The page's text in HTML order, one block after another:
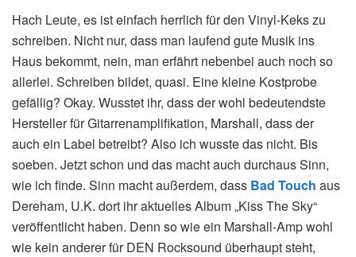
Hach Leute, es ist einfach herrlich für den Vinyl-Keks zu
schreiben. Nicht nur, dass man laufend gute Musik ins
Haus bekommt, nein, man erfährt nebenbei auch noch so
allerlei. Schreiben bildet, quasi. Eine kleine Kostprobe
gefällig? Okay. Wusstet ihr, dass der wohl bedeutendste
Hersteller für Gitarrenamplifikation, Marshall, dass der
auch ein Label betreibt? Also ich wusste das nicht. Bis
soeben. Jetzt schon und das macht auch durchaus Sinn,
wie ich finde. Sinn macht außerdem, dass Bad Touch aus
Dereham, U.K. dort ihr aktuelles Album „Kiss The Sky“
veröffentlicht haben. Denn so wie ein Marshall-Amp wohl
wie kein anderer für DEN Rocksound überhaupt steht,